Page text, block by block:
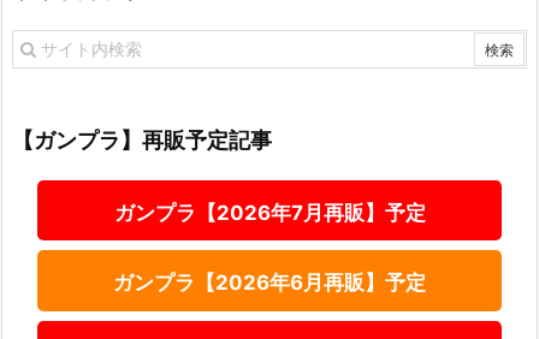
【ガンプラ】再販予定記事
ガンプラ【2026年7月再販】予定
ガンプラ【2026年6月再販】予定